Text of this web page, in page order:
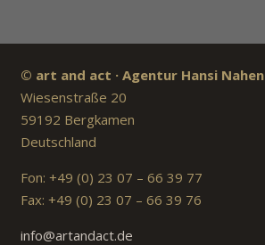
© art and act · Agentur Hansi Nahen
Wiesenstraße 20
59192 Bergkamen
Deutschland
Fon: +49 (0) 23 07 – 66 39 77
Fax: +49 (0) 23 07 – 66 39 76
info@artandact.de